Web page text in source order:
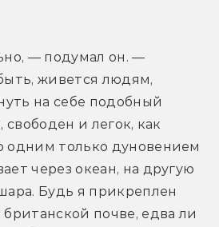
— подумал он. —
живется людям,
на себе подобный
и легок, как
одним только дуновением
через океан, на другую
Будь я прикреплен
почве, едва ли